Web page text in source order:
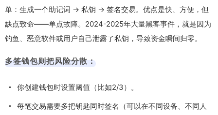
单：生成一个助记词 → 私钥 → 签名交易。优点是快、方便，但
缺点致命——单点故障。2024-2025年大量黑客事件，就是因为
钓鱼、恶意软件或用户自己泄露了私钥，导致资金瞬间归零。
多签钱包则把风险分散：
你创建钱包时设置阈值（比如2/3）。
每笔交易需要多把钥匙同时签名（可以在不同设备、不同人